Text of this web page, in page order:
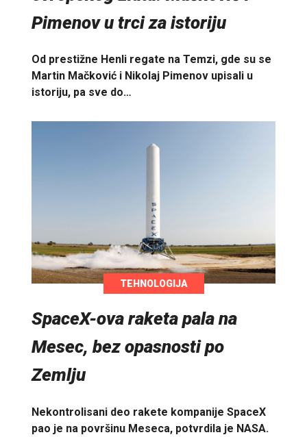
Pimenov u trci za istoriju
Od prestižne Henli regate na Temzi, gde su se
Martin Mačković i Nikolaj Pimenov upisali u
istoriju, pa sve do…
TEHNOLOGIJA
SpaceX-ova raketa pala na
Mesec, bez opasnosti po
Zemlju
Nekontrolisani deo rakete kompanije SpaceX
pao je na površinu Meseca, potvrdila je NASA.